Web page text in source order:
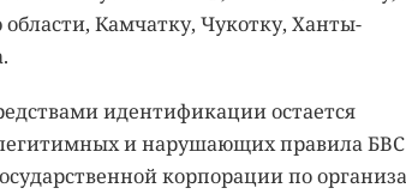
Камчатку, Чукотку, Ханты-
идентификации остается
и нарушающих правила БВС
корпорации по